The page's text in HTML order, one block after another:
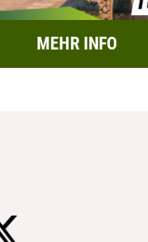
MEHR INFO